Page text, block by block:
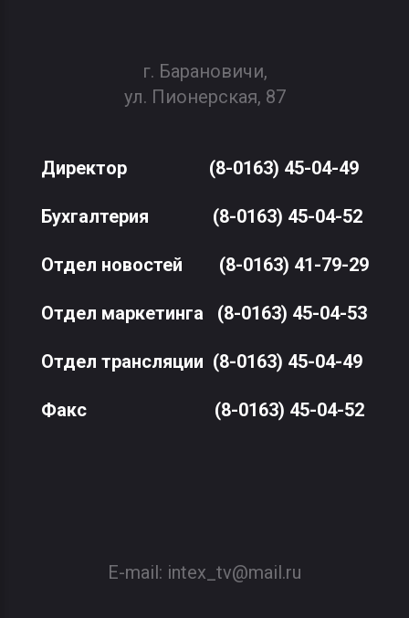
г. Барановичи,
ул. Пионерская, 87
Директор (8-0163) 45-04-49
Бухгалтерия (8-0163) 45-04-52
Отдел новостей (8-0163) 41-79-29
Отдел маркетинга (8-0163) 45-04-53
Отдел трансляции (8-0163) 45-04-49
Факс(8-0163) 45-04-52
E-mail: intex_tv@mail.ru